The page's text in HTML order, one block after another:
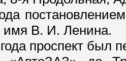
имя В. И. Ленина.
проспект был